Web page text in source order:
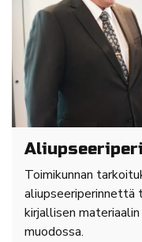
Toimikunnan
aliupseeriperinnettä
kirjallisen materiaalin
muodossa.